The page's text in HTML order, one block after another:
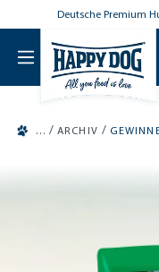
springen
Deutsche Premium
/ ARCHIV /